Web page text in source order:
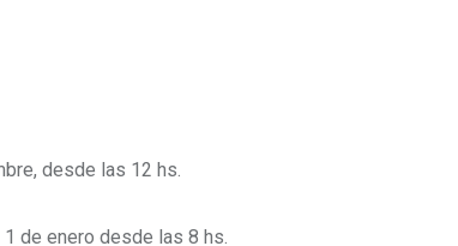
desde las 12 hs.
de enero desde las 8 hs.